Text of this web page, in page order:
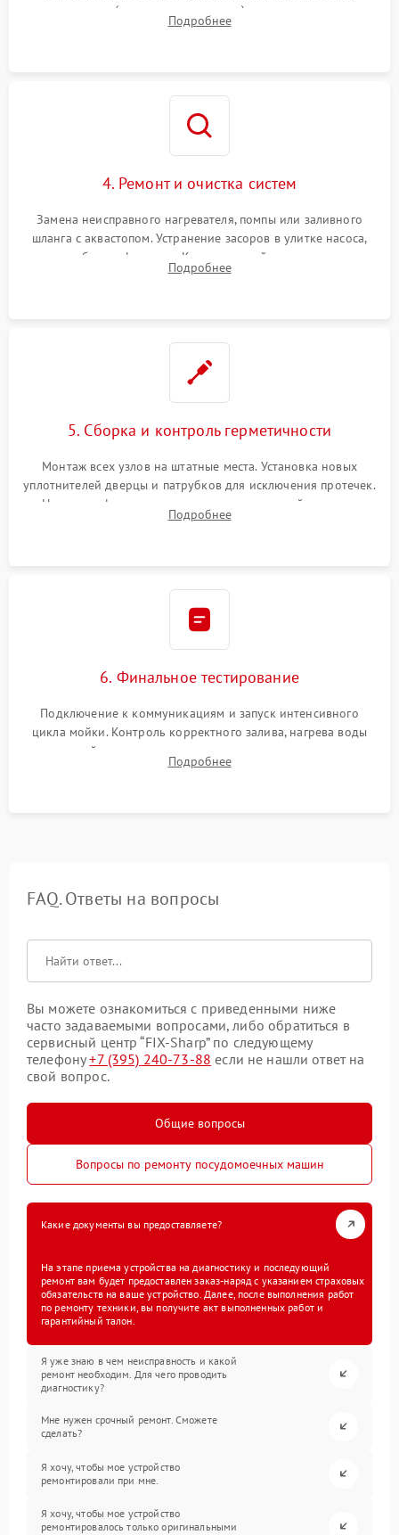
прессостата (датчика уровня воды), датчика мутности,
концевика дверцы и электронного модуля управления.
Подробнее
4. Ремонт и очистка систем
Замена неисправного нагревателя, помпы или заливного
шланга с аквастопом. Устранение засоров в улитке насоса,
патрубках и фильтрах. Компонентный ремонт платы
управления, восстановление поврежденной проводки.
Подробнее
5. Сборка и контроль герметичности
Монтаж всех узлов на штатные места. Установка новых
уплотнителей дверцы и патрубков для исключения протечек.
Надежная фиксация хомутов гидравлической системы,
сборка корпуса и установка датчика поплавка.
Подробнее
6. Финальное тестирование
Подключение к коммуникациям и запуск интенсивного
цикла мойки. Контроль корректного залива, нагрева воды
до нужной температуры, отсутствия посторонних шумов,
штатного слива и абсолютной сухости в поддоне.
Подробнее
FAQ. Ответы на вопросы
Вы можете ознакомиться с приведенными ниже
часто задаваемыми вопросами, либо обратиться в
сервисный центр “FIX-Sharp” по следующему
телефону+7 (395) 240-73-88 если не нашли ответ на
свой вопрос.
Общие вопросы
Вопросы по ремонту посудомоечных машин
Какие документы вы предоставляете?
На этапе приема устройства на диагностику и последующий
ремонт вам будет предоставлен заказ-наряд с указанием страховых
обязательств на ваше устройство. Далее, после выполнения работ
по ремонту техники, вы получите акт выполненных работ и
гарантийный талон.
Я уже знаю в чем неисправность и какой
ремонт необходим. Для чего проводить
диагностику?
Мне нужен срочный ремонт. Сможете
сделать?
Я хочу, чтобы мое устройство
ремонтировали при мне.
Я хочу, чтобы мое устройство
ремонтировалось только оригинальными